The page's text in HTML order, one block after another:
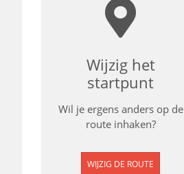
Wijzig het
startpunt
Wil je ergens anders op de
route inhaken?
WIJZIG DE ROUTE